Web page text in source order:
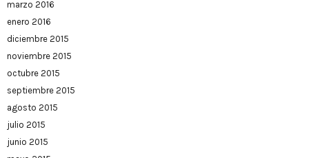
marzo 2016
enero 2016
diciembre 2015
noviembre 2015
octubre 2015
septiembre 2015
agosto 2015
julio 2015
junio 2015